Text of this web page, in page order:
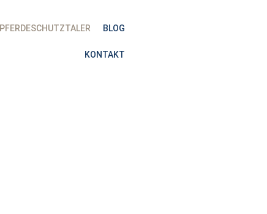
PFERDESCHUTZTALER BLOG
KONTAKT